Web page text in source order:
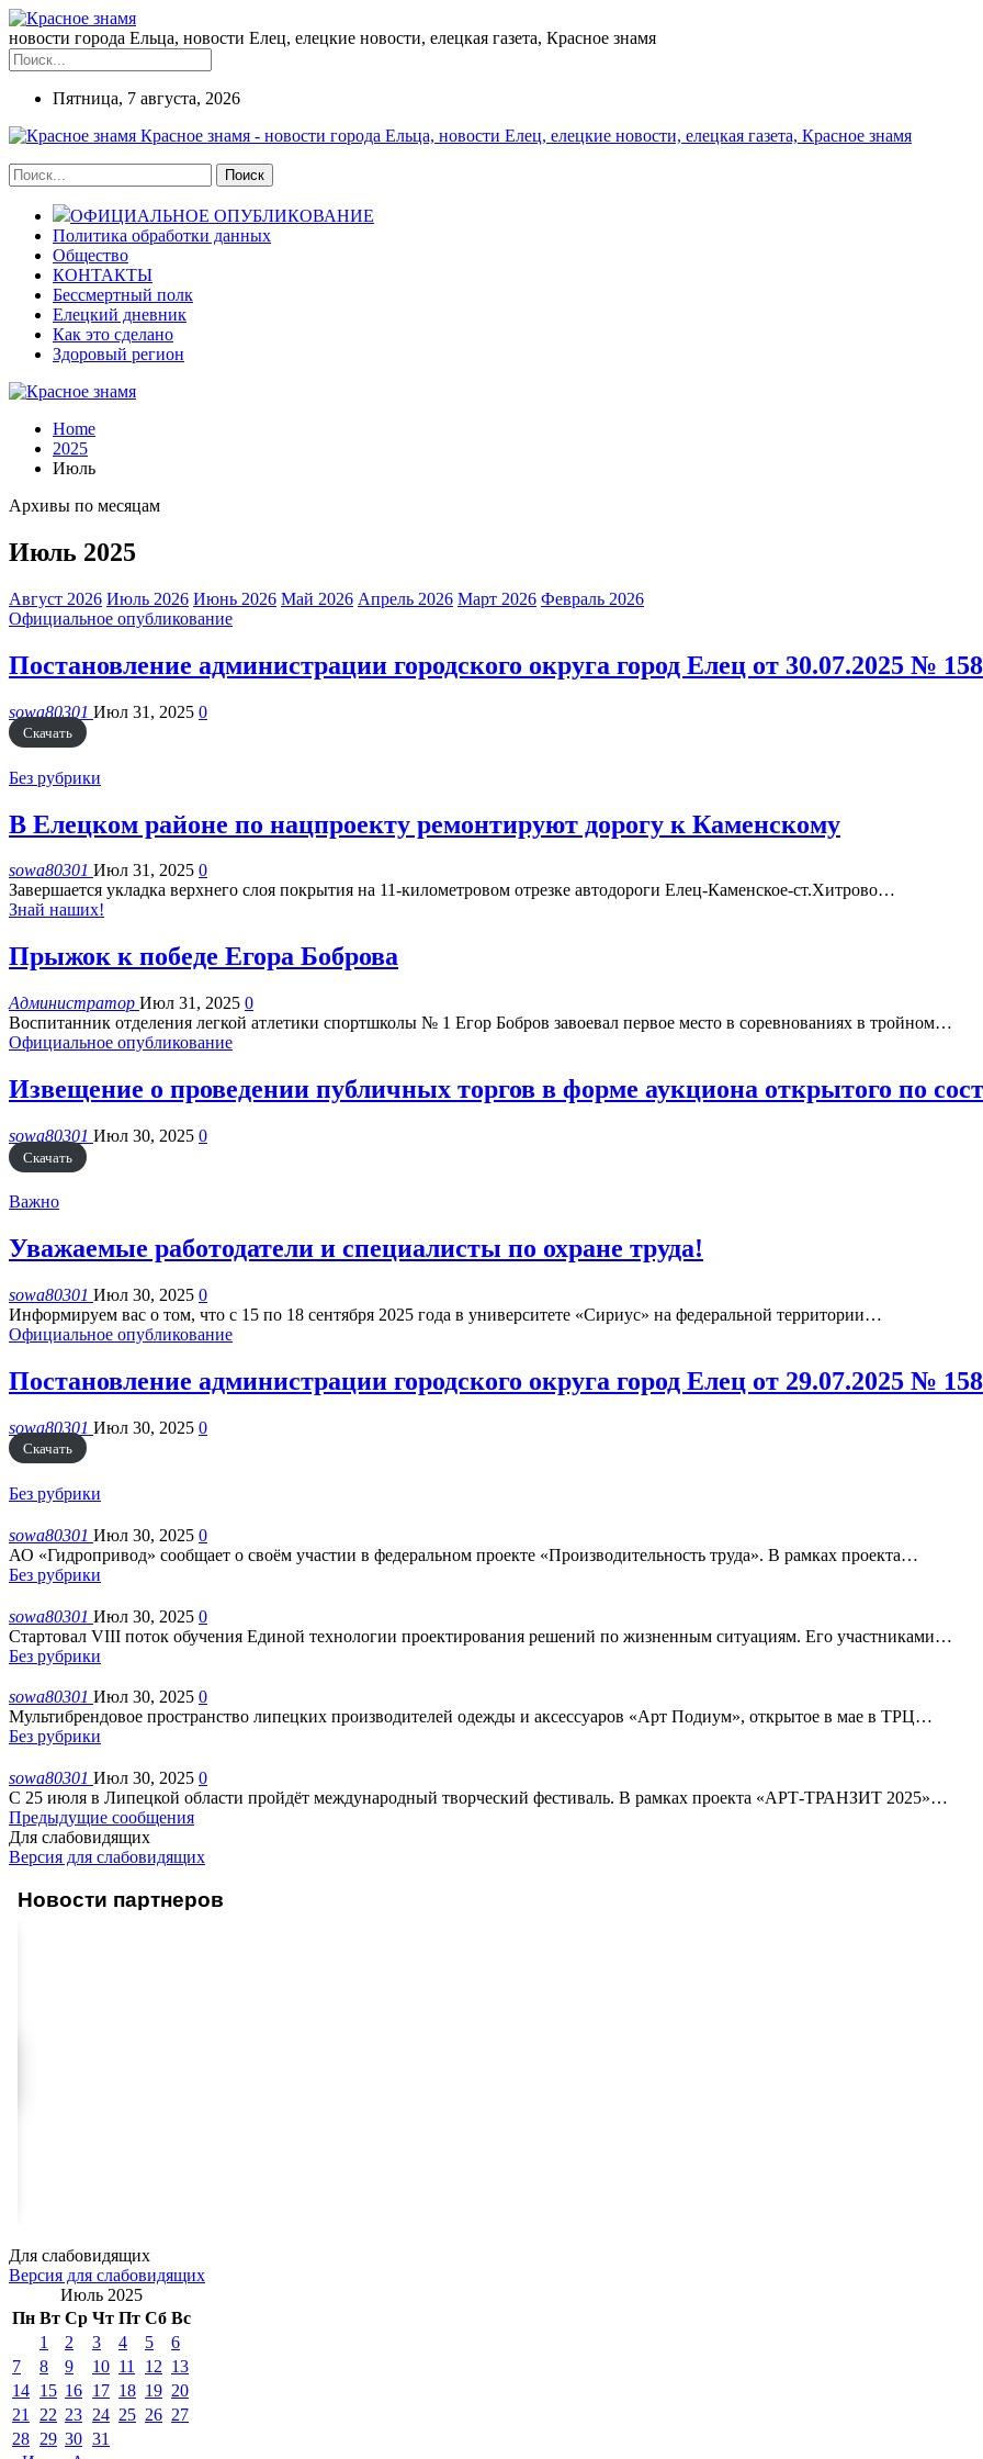
новости города Ельца, новости Елец, елецкие новости, елецкая газета, Красное знамя
Пятница, 7 августа, 2026
Красное знамя - новости города Ельца, новости Елец, елецкие новости, елецкая газета, Красное знамя
ОФИЦИАЛЬНОЕ ОПУБЛИКОВАНИЕ
Политика обработки данных
Общество
КОНТАКТЫ
Бессмертный полк
Елецкий дневник
Как это сделано
Здоровый регион
Home
2025
Июль
Архивы по месяцам
Июль 2025
Август 2026 Июль 2026 Июнь 2026 Май 2026 Апрель 2026 Март 2026 Февраль 2026
Официальное опубликование
Постановление администрации городского округа город Елец от 30.07.2025 №
sowa80301 Июл 31, 2025 0
Скачать
Без рубрики
В Елецком районе по нацпроекту ремонтируют дорогу к Каменскому
sowa80301 Июл 31, 2025 0
Завершается укладка верхнего слоя покрытия на 11-километровом отрезке автодороги Елец-Каменское-ст.Хитрово…
Знай наших!
Прыжок к победе Егора Боброва
Администратор Июл 31, 2025 0
Воспитанник отделения легкой атлетики спортшколы № 1 Егор Бобров завоевал первое место в соревнованиях в тройном…
Официальное опубликование
Извещение о проведении публичных торгов в форме аукциона открытого по
sowa80301 Июл 30, 2025 0
Скачать
Важно
Уважаемые работодатели и специалисты по охране труда!
sowa80301 Июл 30, 2025 0
Информируем вас о том, что с 15 по 18 сентября 2025 года в университете «Сириус» на федеральной территории…
Официальное опубликование
Постановление администрации городского округа город Елец от 29.07.2025 №
sowa80301 Июл 30, 2025 0
Скачать
Без рубрики
sowa80301 Июл 30, 2025 0
АО «Гидропривод» сообщает о своём участии в федеральном проекте «Производительность труда». В рамках проекта…
Без рубрики
sowa80301 Июл 30, 2025 0
Стартовал VIII поток обучения Единой технологии проектирования решений по жизненным ситуациям. Его участниками…
Без рубрики
sowa80301 Июл 30, 2025 0
Мультибрендовое пространство липецких производителей одежды и аксессуаров «Арт Подиум», открытое в мае в ТРЦ…
Без рубрики
sowa80301 Июл 30, 2025 0
С 25 июля в Липецкой области пройдёт международный творческий фестиваль. В рамках проекта «АРТ-ТРАНЗИТ 2025»…
Предыдущие сообщения
Для слабовидящих
Версия для слабовидящих
Новости партнеров
Для слабовидящих
Версия для слабовидящих
Июль 2025
Пн Вт Ср Чт Пт Сб Вс
1
2 3 4 5
6
7
8 9 10 11 12 13
14 15 16 17 18 19 20
21
22 23 24 25 26 27
28 29 30 31